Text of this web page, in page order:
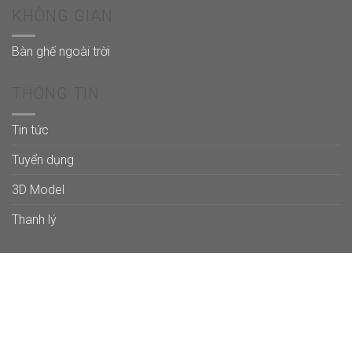
Bàn ghế ngoài trời
Tin tức
Tuyển dụng
3D Model
Thanh lý